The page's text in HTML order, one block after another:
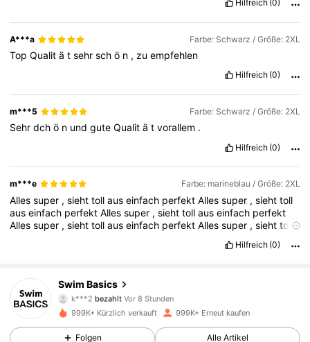
Hilfreich (0)
A***a Farbe: Schwarz / Größe: 2XL
TopQualitätsehrschö n , zuempfehlen
Hilfreich (0)
m***5 Farbe: Schwarz / Größe: 2XL
Sehrdchö n undguteQualitätvorallem .
Hilfreich (0)
m***e Farbe: marineblau / Größe: 2XL
Allessuper ,siehttollauseinfach perfektAllessuper ,siehttoll
auseinfach perfektAllessuper ,siehttollauseinfach perfekt
Allessuper ,siehttollauseinfach perfektAllessuper ,siehttoll
Hilfreich (0)
Swim Basics
4,86
136K Follower
k***2bezahltVor 8 Stunden
e***aistVor 1 Stundengefolgt
4,86 136K Follower
999K+ Kürzlich verkauft 999K+ Erneut kaufen
Folgen Alle Artikel